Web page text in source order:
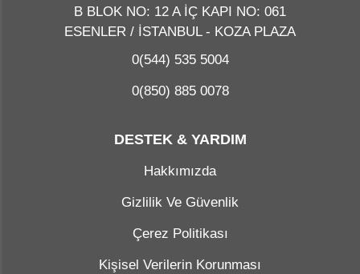
B BLOK NO: 12 A İÇ KAPI NO: 061
ESENLER / İSTANBUL - KOZA PLAZA
0(544) 535 5004
0(850) 885 0078
DESTEK & YARDIM
Hakkımızda
Gizlilik Ve Güvenlik
Çerez Politikası
Kişisel Verilerin Korunması